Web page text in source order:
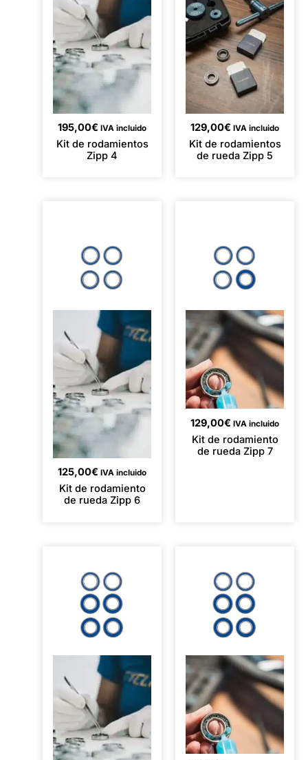
195,00€ IVA incluido
Kit de rodamientos
Zipp 4
129,00€ IVA incluido
Kit de rodamientos
de rueda Zipp 5
125,00€ IVA incluido
Kit de rodamiento
de rueda Zipp 6
129,00€ IVA incluido
Kit de rodamiento
de rueda Zipp 7